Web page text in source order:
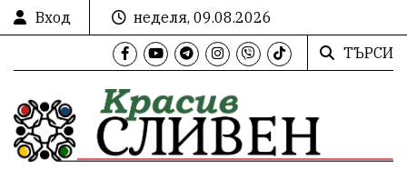
Вход
неделя, 09.08.2026
ТЪРСИ